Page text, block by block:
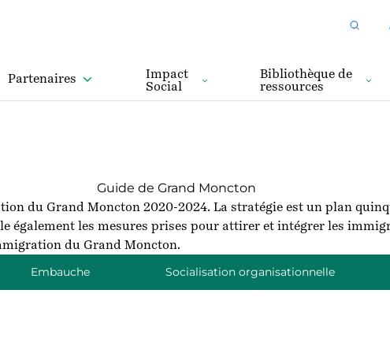
Partenaires
Impact
Social
Bibliothèque de
ressources
Guide de Grand Moncton
du Grand Moncton 2020-2024. La stratégie est un plan
également les mesures prises pour attirer et intégrer les
du Grand Moncton.
Embauche Socialisation organisationnelle